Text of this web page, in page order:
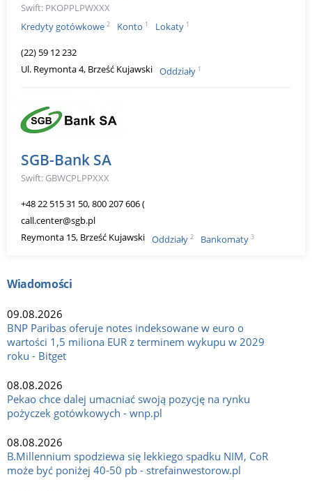
Swift: PKOPPLPWXXX
Kredyty gotówkowe 2 Konto 1 Lokaty 1
(22) 59 12 232
Ul. Reymonta 4, Brześć Kujawski Oddziały 1
SGB-Bank SA
Swift: GBWCPLPPXXX
+48 22 515 31 50, 800 207 606 (
call.center@sgb.pl
Reymonta 15, Brześć Kujawski Oddziały 2 Bankomaty 3
Wiadomości
09.08.2026
BNP Paribas oferuje notes indeksowane w euro o
wartości 1,5 miliona EUR z terminem wykupu w 2029
roku - Bitget
08.08.2026
Pekao chce dalej umacniać swoją pozycję na rynku
pożyczek gotówkowych - wnp.pl
08.08.2026
B.Millennium spodziewa się lekkiego spadku NIM, CoR
może być poniżej 40-50 pb - strefainwestorow.pl